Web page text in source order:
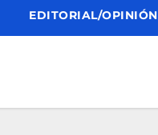
EDITORIAL/OPINIÓN